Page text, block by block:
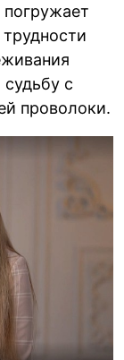
погружает
с
проволоки.